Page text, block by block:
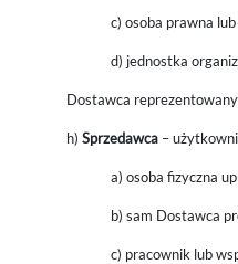
c) osoba prawna lub
d) jednostka
Dostawca
h) Sprzedawca –
a) osoba fizyczna
b) sam Dostawca
c) pracownik lub